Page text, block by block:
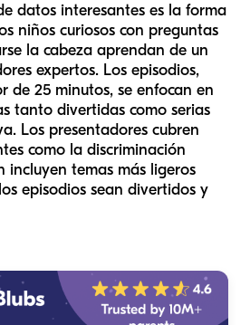
datos interesantes es la forma
niños curiosos con preguntas
la cabeza aprendan de un
expertos. Los episodios,
de 25 minutos, se enfocan en
tanto divertidas como serias
Los presentadores cubren
como la discriminación
incluyen temas más ligeros
episodios sean divertidos y